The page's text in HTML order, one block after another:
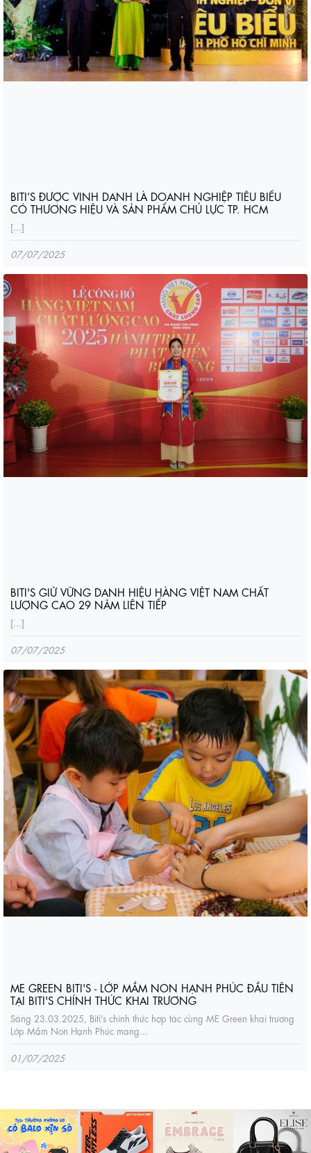
BITI’S ĐƯỢC VINH DANH LÀ DOANH NGHIỆP TIÊU BIỂU
CÓ THƯƠNG HIỆU VÀ SẢN PHẨM CHỦ LỰC TP. HCM
[...]
07/07/2025
BITI'S GIỮ VỮNG DANH HIỆU HÀNG VIỆT NAM CHẤT
LƯỢNG CAO 29 NĂM LIÊN TIẾP
[...]
07/07/2025
ME GREEN BITI'S - LỚP MẦM NON HẠNH PHÚC ĐẦU TIÊN
TẠI BITI'S CHÍNH THỨC KHAI TRƯƠNG
Sáng 23.03.2025, Biti’s chính thức hợp tác cùng ME Green khai trương
Lớp Mầm Non Hạnh Phúc mang...
01/07/2025